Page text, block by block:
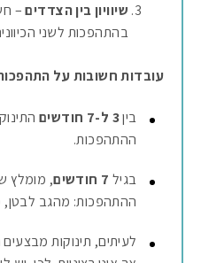
שיוויון בין הצדדים–
בהתהפכות לשני
עובדות חשובות על
בין3 ל-7 חודשים
ההתהפכות.
בגיל 7 חודשים
, מומלץ
ההתהפכות: מהגב לבטן,
לעיתים, תינוקות